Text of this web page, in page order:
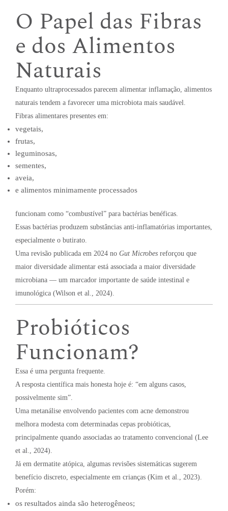
O Papel das Fibras
e dos Alimentos
Naturais
Enquanto ultraprocessados parecem alimentar inflamação, alimentos
naturais tendem a favorecer uma microbiota mais saudável.
Fibras alimentares presentes em:
vegetais,
frutas,
leguminosas,
sementes,
aveia,
e alimentos minimamente processados
funcionam como “combustível” para bactérias benéficas.
Essas bactérias produzem substâncias anti-inflamatórias importantes,
especialmente o butirato.
Uma revisão publicada em 2024 no Gut Microbes reforçou que
maior diversidade alimentar está associada a maior diversidade
microbiana — um marcador importante de saúde intestinal e
imunológica (Wilson et al., 2024).
Probióticos
Funcionam?
Essa é uma pergunta frequente.
A resposta científica mais honesta hoje é: “em alguns casos,
possivelmente sim”.
Uma metanálise envolvendo pacientes com acne demonstrou
melhora modesta com determinadas cepas probióticas,
principalmente quando associadas ao tratamento convencional (Lee
et al., 2024).
Já em dermatite atópica, algumas revisões sistemáticas sugerem
benefício discreto, especialmente em crianças (Kim et al., 2023).
Porém:
os resultados ainda são heterogêneos;